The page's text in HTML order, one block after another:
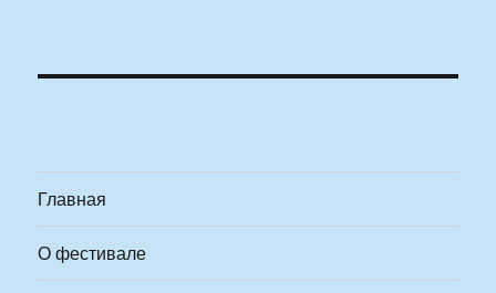
Главная
О фестивале